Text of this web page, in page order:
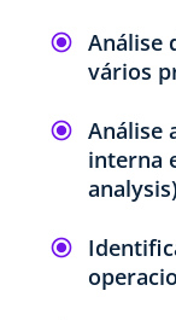
Análise
vários
Análise
interna